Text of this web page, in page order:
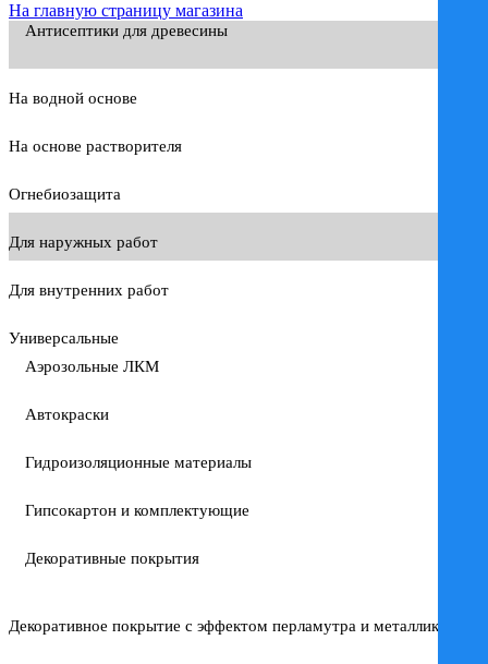
На главную страницу магазина
Антисептики для древесины
На водной основе
На основе растворителя
Огнебиозащита
Для наружных работ
Для внутренних работ
Универсальные
Аэрозольные ЛКМ
Автокраски
Гидроизоляционные материалы
Гипсокартон и комплектующие
Декоративные покрытия
Декоративное покрытие с эффектом перламутра и металлика